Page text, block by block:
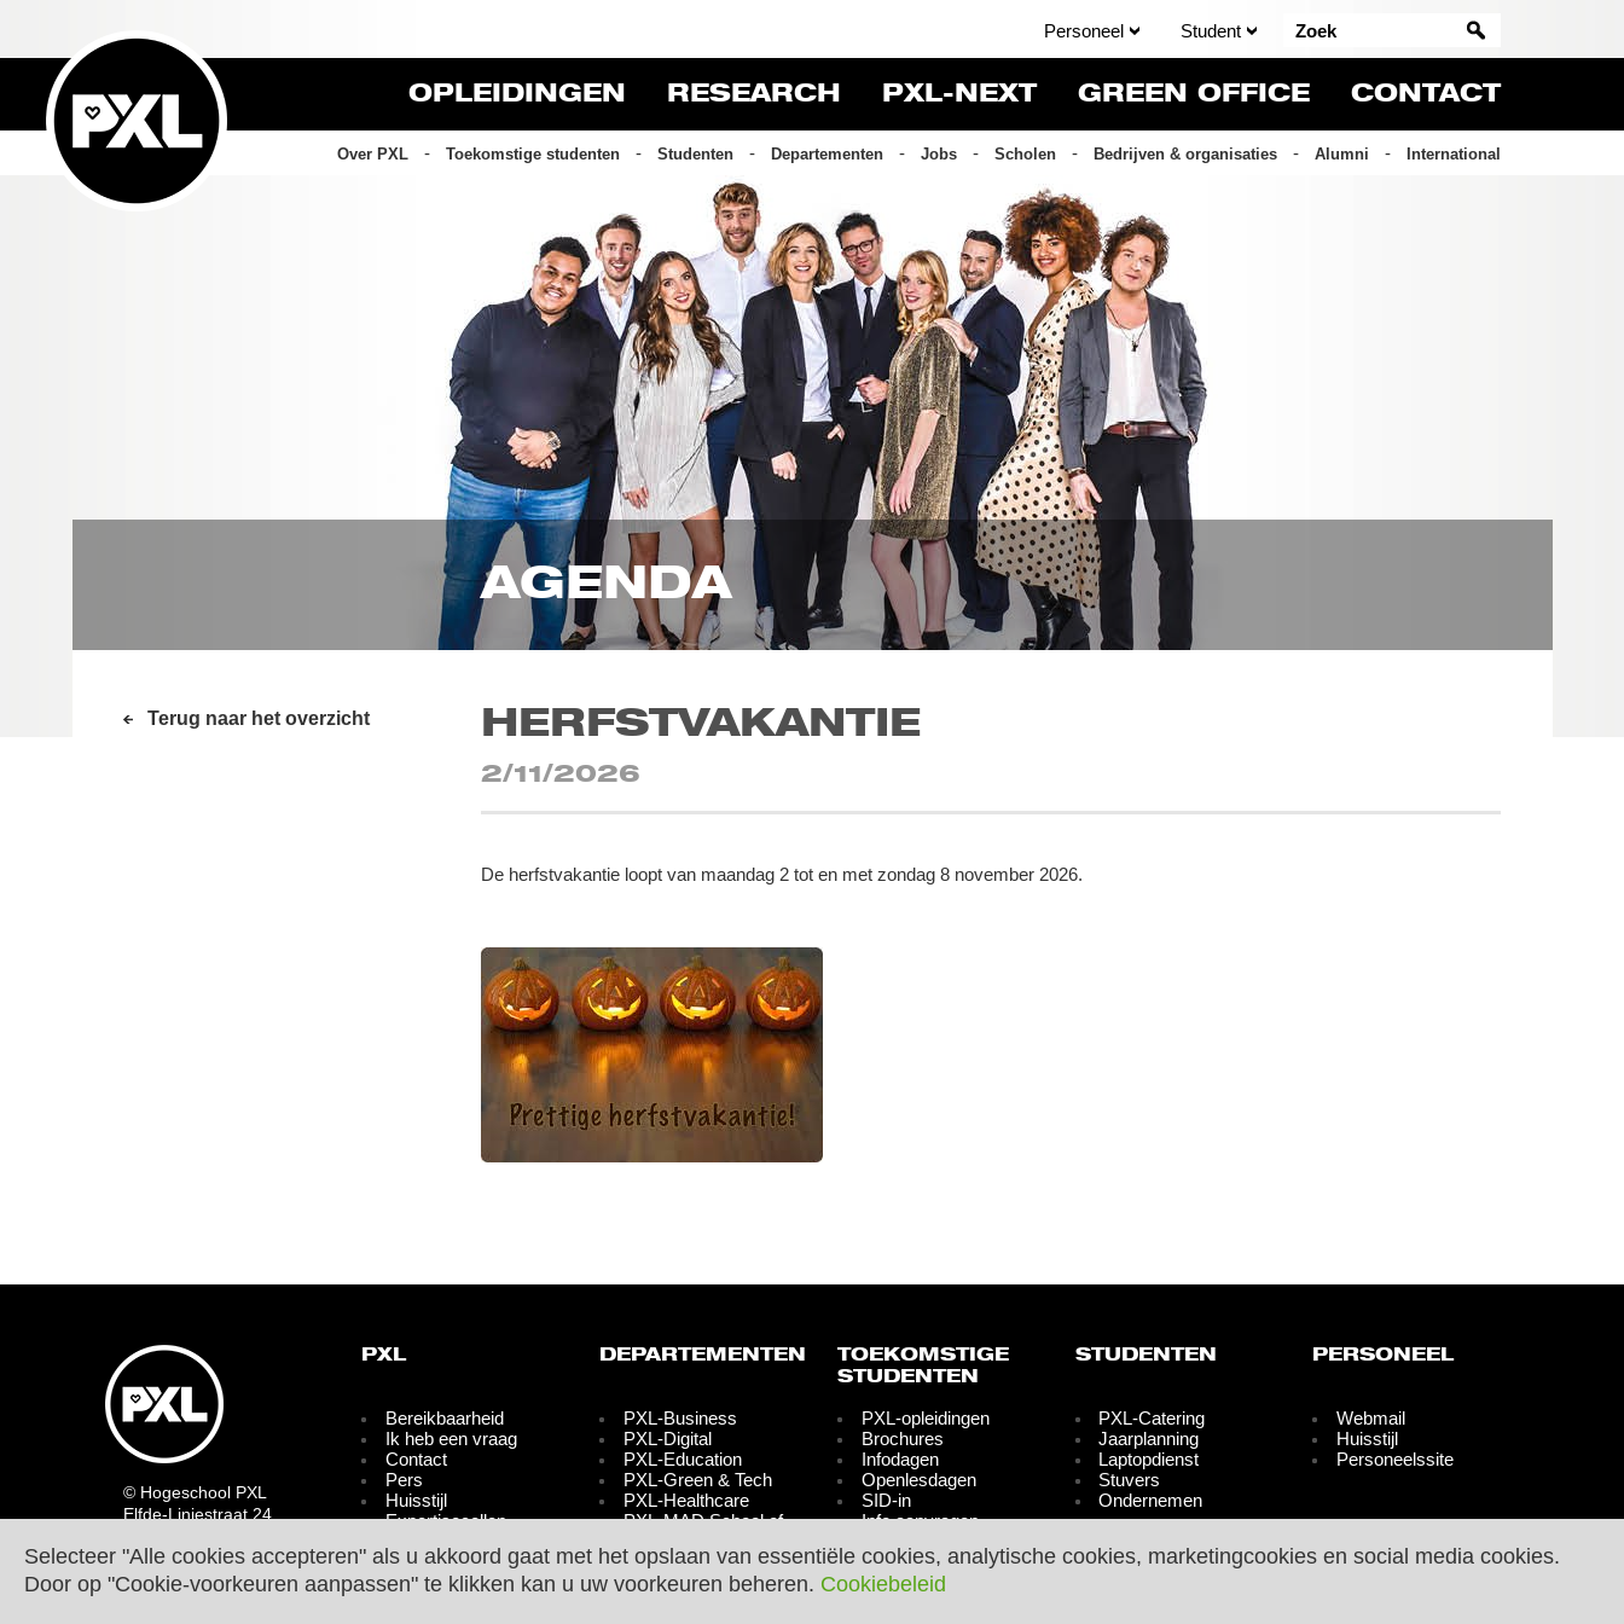
Personeel Student
OPLEIDINGEN RESEARCH PXL-NEXT GREEN OFFICE CONTACT
Over PXL Toekomstige studenten Studenten Departementen Jobs Scholen Bedrijven & organisaties Alumni International
Selecteer "Alle cookies accepteren" als u akkoord gaat met het opslaan van essentiële cookies, analytische cookies, marketingcookies en social media cookies.
Door op "Cookie-voorkeuren aanpassen" te klikken kan u uw voorkeuren beheren. Cookiebeleid
AGENDA
Terug naar het overzicht HERFSTVAKANTIE
2/11/2026
De herfstvakantie loopt van maandag 2 tot en met zondag 8 november 2026.
© Hogeschool PXL
Elfde-Liniestraat 24
tel. +32 11 77 55 55
Contact
PXL
Bereikbaarheid
Ik heb een vraag
Contact
Pers
Huisstijl
Expertisecellen
Bedrijven en
organisaties
DEPARTEMENTEN
PXL-Business
PXL-Digital
PXL-Education
PXL-Green & Tech
PXL-Healthcare
PXL-MAD School of
PXL-Media &
Tourism
TOEKOMSTIGE
STUDENTEN
PXL-opleidingen
Brochures
Infodagen
Openlesdagen
SID-in
Info aanvragen
Graduaatsopleidingen
STUDENTEN
PXL-Catering
Jaarplanning
Laptopdienst
Stuvers
Ondernemen
PERSONEEL
Webmail
Huisstijl
Personeelssite